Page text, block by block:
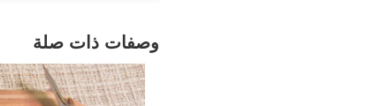
وصفات ذات صلة